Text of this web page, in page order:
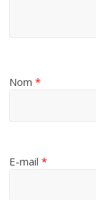
Nom*
E-mail*